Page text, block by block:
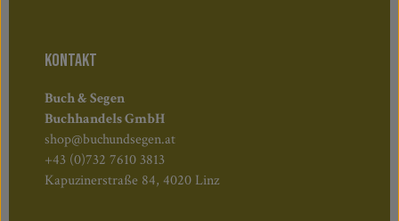
KONTAKT
Buch & Segen
Buchhandels GmbH
shop@buchundsegen.at
+43 (0)732 7610 3813
Kapuzinerstraße 84, 4020 Linz